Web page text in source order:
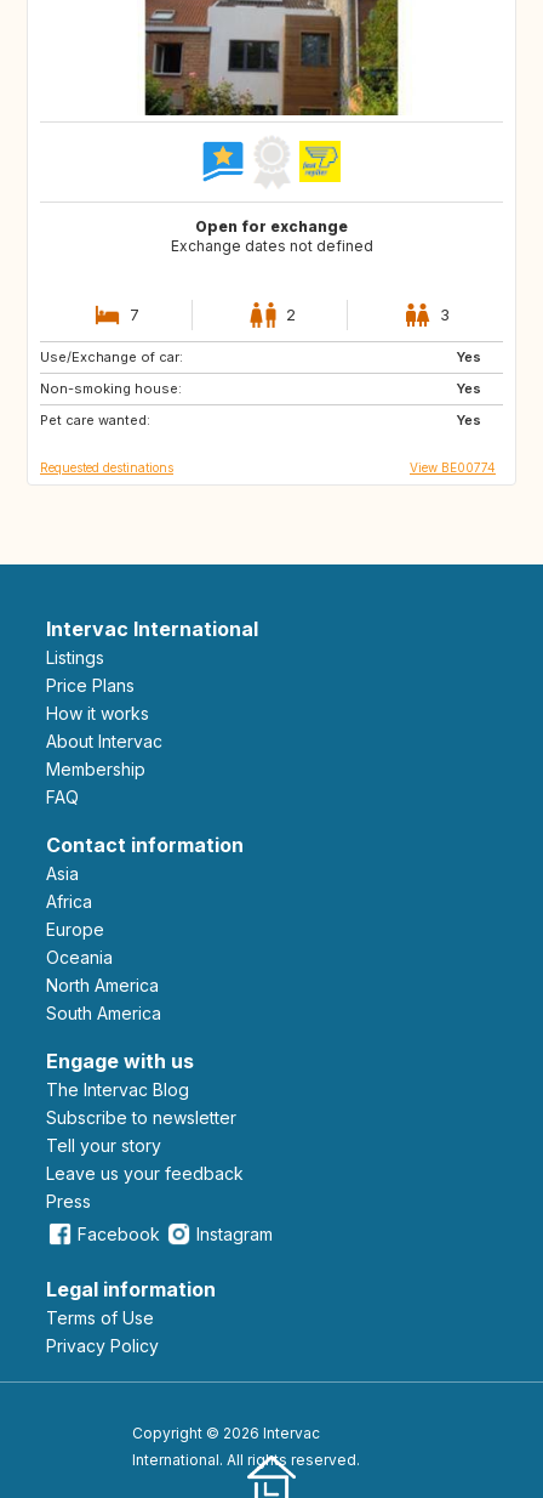
Open for exchange
Exchange dates not defined
7 2 3
Use/Exchange of car:
Yes
Non-smoking house:
Yes
Pet care wanted:
Yes
CA
GR
IT
Requested destinations View BE00774
Intervac International
Listings
Price Plans
How it works
About Intervac
Membership
FAQ
Contact information
Asia
Africa
Europe
Oceania
North America
South America
Engage with us
The Intervac Blog
Subscribe to newsletter
Tell your story
leave us your feedback
Press
Facebook
Instagram
Legal information
Terms of Use
Privacy Policy
Copyright © 2026 Intervac
International. All rights reserved.